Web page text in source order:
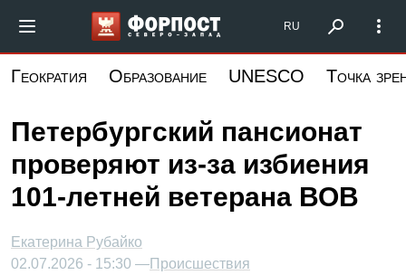
основному
Форпост Северо-Запад
RU
Геократия Образование UNESCO Точка
Петербургский пансионат
проверяют из-за избиения
101-летней ветерана ВОВ
Екатерина Рубайко
02.07.2026 - 15:30 —Происшествия